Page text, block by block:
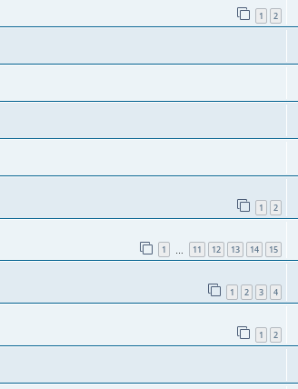
1 2
1 2
1 11 12 13 14 15
1 2 3 4
1 2